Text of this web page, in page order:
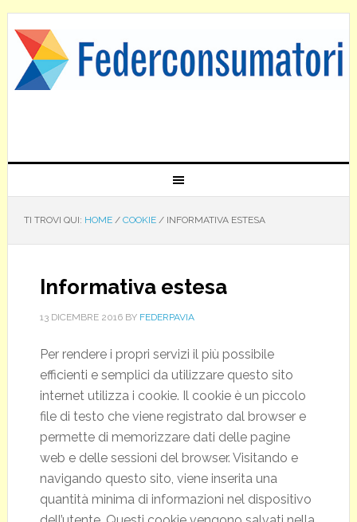
TI TROVI QUI: HOME / COOKIE /INFORMATIVA ESTESA
Informativa estesa
13 DICEMBRE 2016BY FEDERPAVIA
Per rendere i propri servizi il più possibile
efficienti e semplici da utilizzare questo sito
internet utilizza i cookie. Il cookie è un piccolo
file di testo che viene registrato dal browser e
permette di memorizzare dati delle pagine
web e delle sessioni del browser. Visitando e
navigando questo sito, viene inserita una
quantità minima di informazioni nel dispositivo